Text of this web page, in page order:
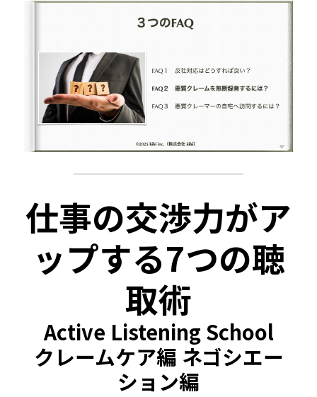
仕事の交渉力がア
ップする7つの聴
取術
Active Listening School
クレームケア編 ネゴシエー
ション編